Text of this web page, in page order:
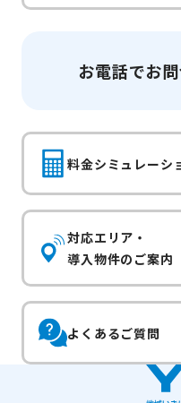
お電話でお
料金シミュレーシ
対応エリア・
導入物件のご案内
よくあるご質問